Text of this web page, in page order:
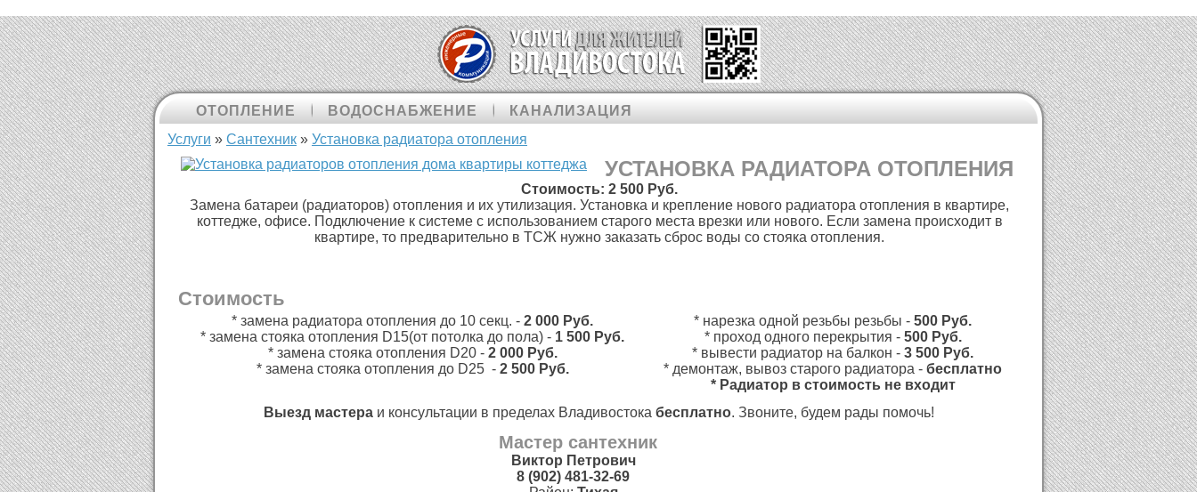
ОТОПЛЕНИЕ ВОДОСНАБЖЕНИЕ КАНАЛИЗАЦИЯ
Вы здесь
Услуги » Cантехник » Установка радиатора отопления
УСТАНОВКА РАДИАТОРА ОТОПЛЕНИЯ
Стоимость: 2 500 Руб.
Замена батареи (радиаторов) отопления и их утилизация. Установка и крепление нового радиатора отопления в квартире,
коттедже, офисе. Подключение к системе с использованием старого места врезки или нового. Если замена происходит в
квартире, то предварительно в ТСЖ нужно заказать сброс воды со стояка отопления.
Стоимость
* замена радиатора отопления до 10 секц. - 2 000 Руб.
* замена стояка отопления D15(от потолка до пола) - 1 500 Руб.
* замена стояка отопления D20 - 2 000Руб.
* замена стояка отопления до D25 - 2 500Руб.
* нарезка одной резьбы резьбы - 500 Руб.
* проход одного перекрытия - 500Руб.
* вывести радиатор на балкон - 3 500 Руб.
* демонтаж, вывоз старого радиатора - бесплатно
* Радиатор в стоимость не входит
Выезд мастераи консультации в пределах Владивостока бесплатно. Звоните, будем рады помочь!
Мастер сантехник
Виктор Петрович
8 (902) 481-32-69